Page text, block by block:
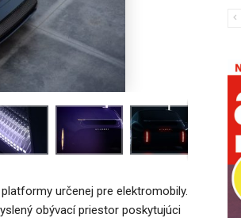
určenej pre elektromobily.
obývací priestor poskytujúci